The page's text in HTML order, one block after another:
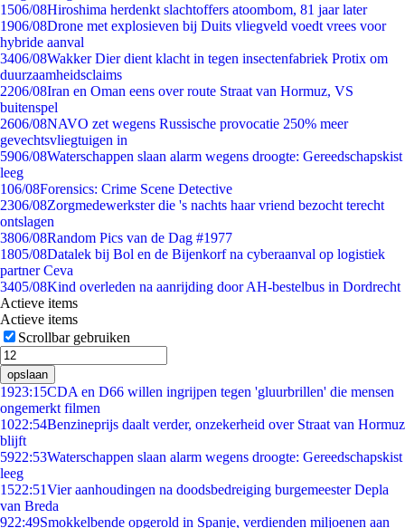
1506/08Hiroshima herdenkt slachtoffers atoombom, 81 jaar later
1906/08Drone met explosieven bij Duits vliegveld voedt vrees voor
hybride aanval
3406/08Wakker Dier dient klacht in tegen insectenfabriek Protix om
duurzaamheidsclaims
2206/08Iran en Oman eens over route Straat van Hormuz, VS
buitenspel
2606/08NAVO zet wegens Russische provocatie 250% meer
gevechtsvliegtuigen in
5906/08Waterschappen slaan alarm wegens droogte: Gereedschapskist
leeg
106/08Forensics: Crime Scene Detective
2306/08Zorgmedewerkster die 's nachts haar vriend bezocht terecht
ontslagen
3806/08Random Pics van de Dag #1977
1805/08Datalek bij Bol en de Bijenkorf na cyberaanval op logistiek
partner Ceva
3405/08Kind overleden na aanrijding door AH-bestelbus in Dordrecht
Actieve items
Actieve items
Scrollbar gebruiken
opslaan
1923:15CDA en D66 willen ingrijpen tegen 'gluurbrillen' die mensen
ongemerkt filmen
1022:54Benzineprijs daalt verder, onzekerheid over Straat van Hormuz
blijft
5922:53Waterschappen slaan alarm wegens droogte: Gereedschapskist
leeg
1522:51Vier aanhoudingen na doodsbedreiging burgemeester Depla
van Breda
922:49Smokkelbende opgerold in Spanje, verdienden miljoenen aan